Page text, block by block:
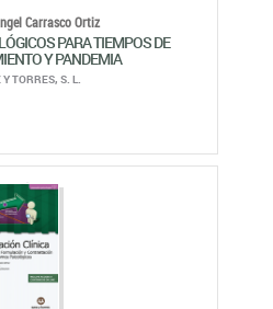
Carrasco Ortiz
PARA TIEMPOS DE
Y PANDEMIA
Y TORRES, S. L.